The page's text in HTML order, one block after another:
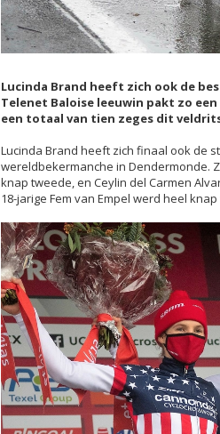
Lucinda Brand heeft zich ook de
Telenet Baloise leeuwin pakt zo een
een totaal van tien zeges dit
Lucinda Brand heeft zich finaal ook de
wereldbekermanche in Dendermonde.
knap tweede, en Ceylin del Carmen
18-jarige Fem van Empel werd heel knap